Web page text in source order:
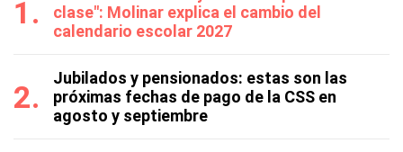
clase": Molinar explica el cambio del
calendario escolar 2027
Jubilados y pensionados: estas son las
próximas fechas de pago de la CSS en
agosto y septiembre